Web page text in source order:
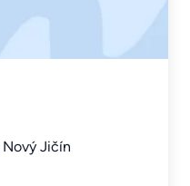
Nový Jičín